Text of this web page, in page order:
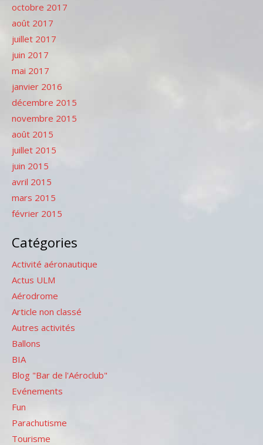
octobre 2017
août 2017
juillet 2017
juin 2017
mai 2017
janvier 2016
décembre 2015
novembre 2015
août 2015
juillet 2015
juin 2015
avril 2015
mars 2015
février 2015
Catégories
Activité aéronautique
Actus ULM
Aérodrome
Article non classé
Autres activités
Ballons
BIA
Blog "Bar de l'Aéroclub"
Evénements
Fun
Parachutisme
Tourisme